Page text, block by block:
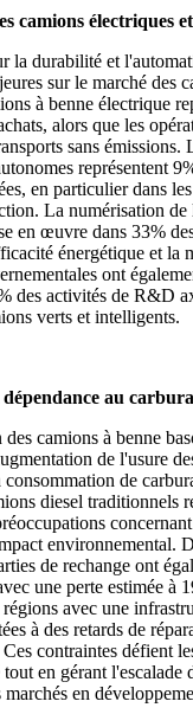
camions électriques
la durabilité et
sur le marché des
à benne électrique
alors que les
sans émissions.
représentent
en particulier dans
La numérisation
en œuvre dans 33%
énergétique et la
ont
des activités de R&D
verts et intelligents.
au
camions à benne
de l'usure
de
diesel traditionnels
environnemental.
de rechange ont
une perte estimée à
avec une
à des retards de
contraintes défient
en gérant l'escalade
en